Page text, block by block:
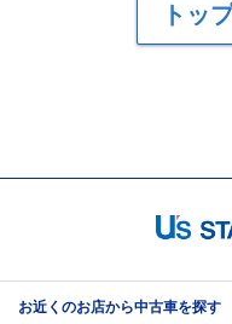
トッ
お近くのお店から中古車を探す